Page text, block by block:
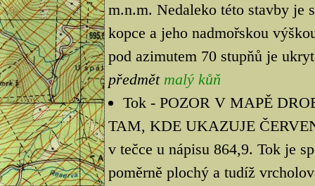
m.n.m. Nedaleko této stavby je
kopce a jeho nadmořskou
pod azimutem 70 stupňů je
předmět malý kůň
Tok - POZOR V MAPĚ
TAM, KDE UKAZUJE
v tečce u nápisu 864,9. Tok je
poměrně plochý a tudíž